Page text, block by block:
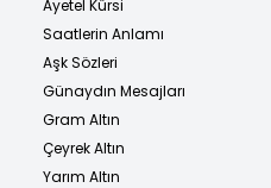
Ayetel Kürsi
Saatlerin Anlamı
Aşk Sözleri
Günaydın Mesajları
Gram Altın
Çeyrek Altın
Yarım Altın